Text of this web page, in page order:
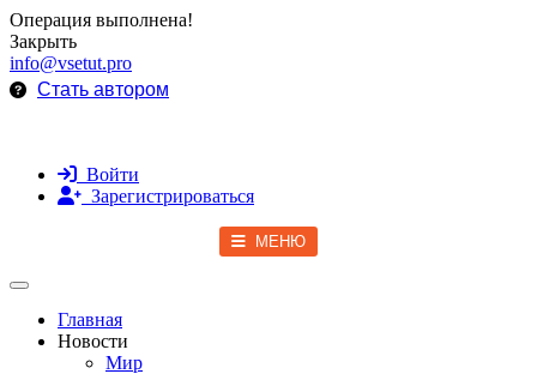
Операция выполнена!
Закрыть
info@vsetut.pro
Стать автором
Войти
Зарегистрироваться
МЕНЮ
Toggle navigation
Главная
Новости
Мир